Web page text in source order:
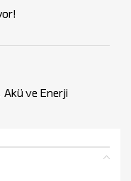
Akü ve Enerji